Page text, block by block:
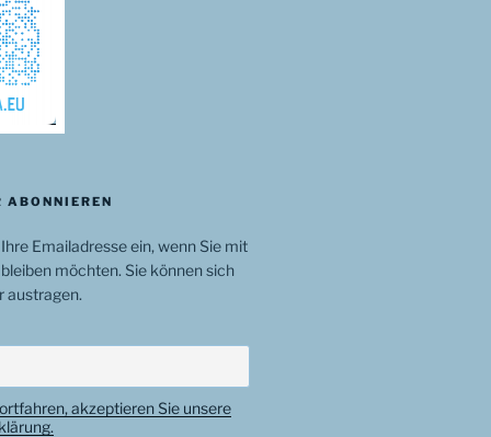
ABONNIEREN
Emailadresse ein, wenn Sie mit
möchten. Sie können sich
austragen.
akzeptieren Sie unsere